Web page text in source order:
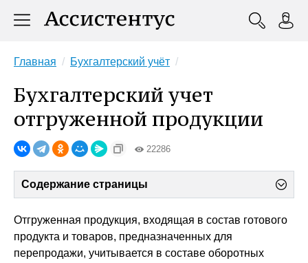
Главная Бухгалтерский учёт
Бухгалтерский учет
отгруженной продукции
22286
Содержание страницы
Отгруженная продукция, входящая в состав готового
продукта и товаров, предназначенных для
перепродажи, учитывается в составе оборотных